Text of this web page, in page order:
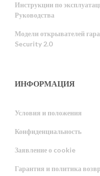
Инструкции по
Руководства
Модели открывателей
Security 2.0
ИНФОРМАЦИЯ
Условия и положения
Конфиденциальность
Заявление о cookie
Гарантия и политика